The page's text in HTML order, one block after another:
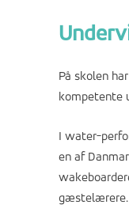
På skolen
kompetente
I water-
en af
gæstelærere.